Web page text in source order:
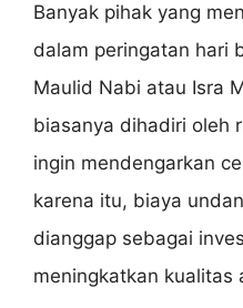
Banyak pihak yang
dalam peringatan hari
Maulid Nabi atau Isra
biasanya dihadiri oleh
ingin mendengarkan
karena itu, biaya
dianggap sebagai
meningkatkan kualitas